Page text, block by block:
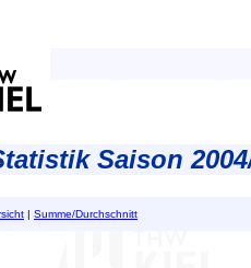
Saison
| Summe/Durchschnitt